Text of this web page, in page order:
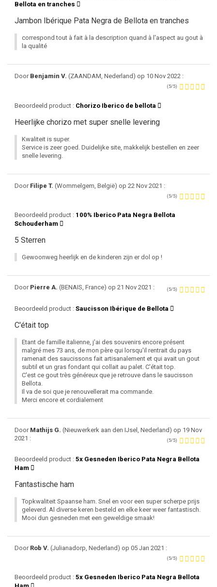
Bellota en tranches
Jambon Ibérique Pata Negra de Bellota en tranches
correspond tout à fait à la description quand à l'aspect au gout à
la qualité
Door Benjamin V. (ZAANDAM, Nederland) op 10 Nov 2022 :
(5/5)
Beoordeeld product : Chorizo Iberico de bellota
Heerlijke chorizo met super snelle levering
Kwaliteit is super.
Service is zeer goed. Duidelijke site, makkelijk bestellen en zeer
snelle levering.
Door Filipe T. (Wommelgem, België) op 22 Nov 2021 :
(5/5)
Beoordeeld product : 100% Iberico Pata Negra Bellota
Schouderham
5 Sterren
Gewoonweg heerlijk en de kinderen zijn er dol op !
Door Pierre A. (BENAIS, France) op 21 Nov 2021 : (5/5)
Beoordeeld product : Saucisson Ibérique de Bellota
C'était top
Etant de famille italienne, j'ai des souvenirs encore présent
malgré mes 73 ans, de mon père qui lorsqu'il rentrait du pays
ramenait des saucissons fait artisanalement et qui avait un gout
subtil et un gras fondant qui collait au palet. C'était top.
C'est ce gout très généreux que je retrouve dans le saucisson
Bellota.
Il va de soi que je renouvellerait ma commande.
Merci encore et cordialement
Door Mathijs G. (Nieuwerkerk aan den IJsel, Nederland) op 19 Nov
2021 :
(5/5)
Beoordeeld product : 5x Gesneden Iberico Pata Negra Bellota
Ham
Fantastische ham
Topkwaliteit Spaanse ham. Snel en voor een super scherpe prijs
geleverd. Al diverse keren besteld en elke keer weer fantastisch.
Mooi dun gesneden met een geweldige smaak!
Door Rob V. (Julianadorp, Nederland) op 05 Jan 2021 :
(5/5)
Beoordeeld product : 5x Gesneden Iberico Pata Negra Bellota